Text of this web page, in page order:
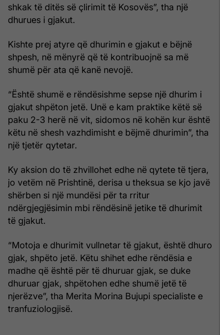
shkak të ditës së çlirimit të Kosovës”, tha një
dhurues i gjakut.
Kishte prej atyre që dhurimin e gjakut e bëjnë
shpesh, në mënyrë që të kontribuojnë sa më
shumë për ata që kanë nevojë.
“Është shumë e rëndësishme sepse një dhurim i
gjakut shpëton jetë. Unë e kam praktike këtë së
paku 2-3 herë në vit, sidomos në kohën kur është
këtu në shesh vazhdimisht e bëjmë dhurimin”, tha
një tjetër qytetar.
Ky aksion do të zhvillohet edhe në qytete të tjera,
jo vetëm në Prishtinë, derisa u theksua se kjo javë
shërben si një mundësi për ta rritur
ndërgjegjësimin mbi rëndësinë jetike të dhurimit
të gjakut.
“Motoja e dhurimit vullnetar të gjakut, është dhuro
gjak, shpëto jetë. Këtu shihet edhe rëndësia e
madhe që është për të dhuruar gjak, se duke
dhuruar gjak, shpëtohen edhe shumë jetë të
njerëzve”, tha Merita Morina Bujupi specialiste e
tranfuziologjisë.